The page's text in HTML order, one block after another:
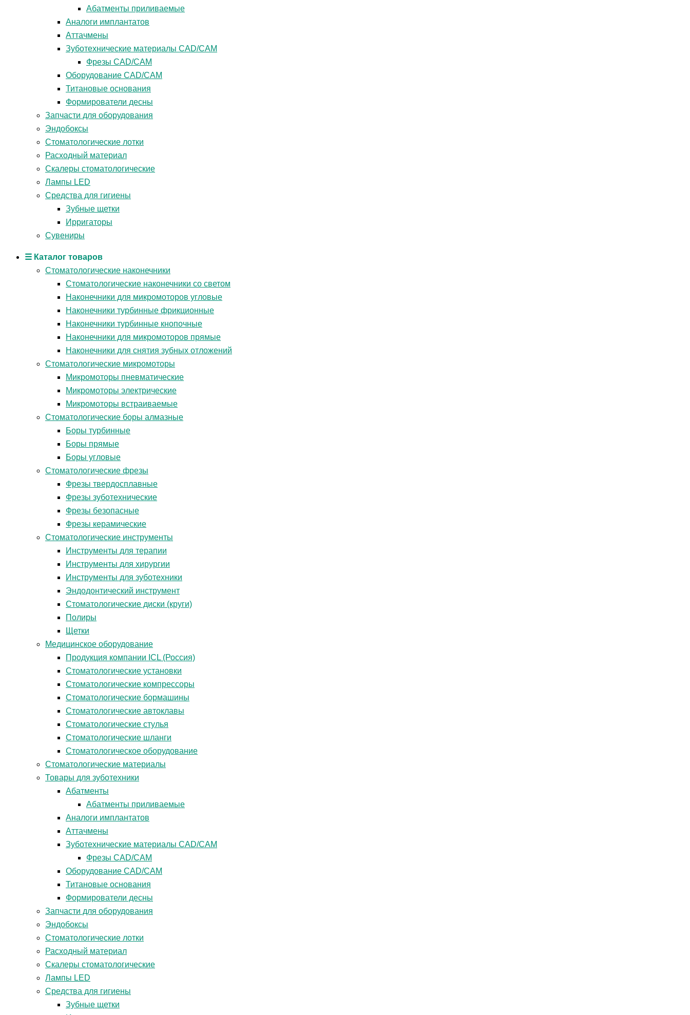
Абатменты приливаемые
Аналоги имплантатов
Аттачмены
Зуботехнические материалы CAD/CAM
Фрезы CAD/CAM
Оборудование CAD/CAM
Титановые основания
Формирователи десны
Запчасти для оборудования
Эндобоксы
Стоматологические лотки
Расходный материал
Скалеры стоматологические
Лампы LED
Средства для гигиены
Зубные щетки
Ирригаторы
Сувениры
☰ Каталог товаров
Стоматологические наконечники
Стоматологические наконечники со светом
Наконечники для микромоторов угловые
Наконечники турбинные фрикционные
Наконечники турбинные кнопочные
Наконечники для микромоторов прямые
Наконечники для снятия зубных отложений
Стоматологические микромоторы
Микромоторы пневматические
Микромоторы электрические
Микромоторы встраиваемые
Стоматологические боры алмазные
Боры турбинные
Боры прямые
Боры угловые
Стоматологические фрезы
Фрезы твердосплавные
Фрезы зуботехнические
Фрезы безопасные
Фрезы керамические
Стоматологические инструменты
Инструменты для терапии
Инструменты для хирургии
Инструменты для зуботехники
Эндодонтический инструмент
Стоматологические диски (круги)
Полиры
Щетки
Медицинское оборудование
Продукция компании ICL (Россия)
Стоматологические установки
Стоматологические компрессоры
Стоматологические бормашины
Стоматологические автоклавы
Стоматологические стулья
Стоматологические шланги
Стоматологическое оборудование
Стоматологические материалы
Товары для зуботехники
Абатменты
Абатменты приливаемые
Аналоги имплантатов
Аттачмены
Зуботехнические материалы CAD/CAM
Фрезы CAD/CAM
Оборудование CAD/CAM
Титановые основания
Формирователи десны
Запчасти для оборудования
Эндобоксы
Стоматологические лотки
Расходный материал
Скалеры стоматологические
Лампы LED
Средства для гигиены
Зубные щетки